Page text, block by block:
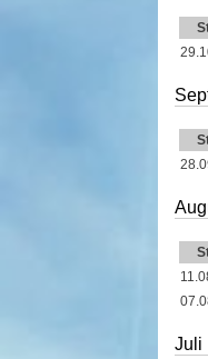
Juli